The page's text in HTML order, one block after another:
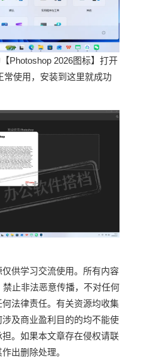
Photoshop 2026图标】打开
使用，安装到这里就成功
供学习交流使用。所有内容
止非法恶意传播，不对任何
法律责任。 有关资源均收集
及商业盈利目的的均不能使
。 如果本文章存在侵权请联
出删除处理。